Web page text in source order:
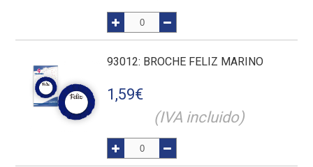
93012: BROCHE FELIZ MARINO
1,59€
(IVA incluido)